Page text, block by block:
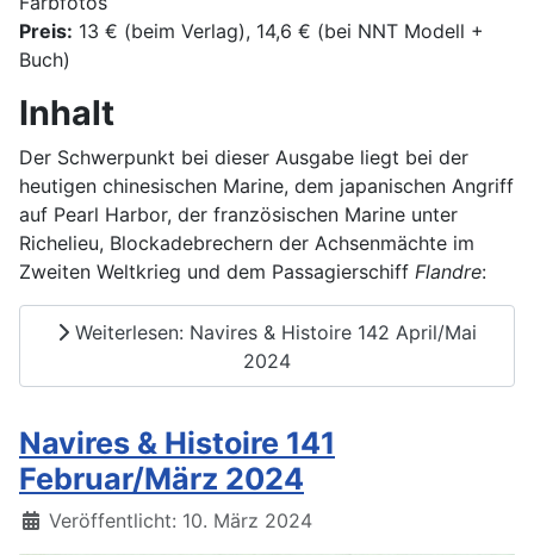
Preis: 13 € (beim Verlag), 14,6 € (bei NNT Modell +
Buch)
Inhalt
Der Schwerpunkt bei dieser Ausgabe liegt bei der
heutigen chinesischen Marine, dem japanischen Angriff
auf Pearl Harbor, der französischen Marine unter
Richelieu, Blockadebrechern der Achsenmächte im
Zweiten Weltkrieg und dem Passagierschiff Flandre:
Weiterlesen: Navires & Histoire 142 April/Mai
2024
Navires & Histoire 141
Februar/März 2024
Details
Veröffentlicht: 10. März 2024